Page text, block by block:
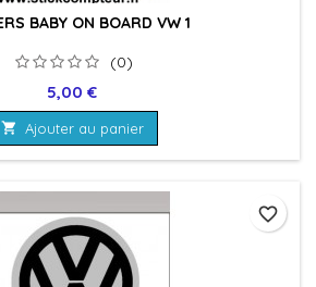
BABY ON BOARD VW 1
(0)
Prix
5,00 €
 Ajouter au panier
favorite_border